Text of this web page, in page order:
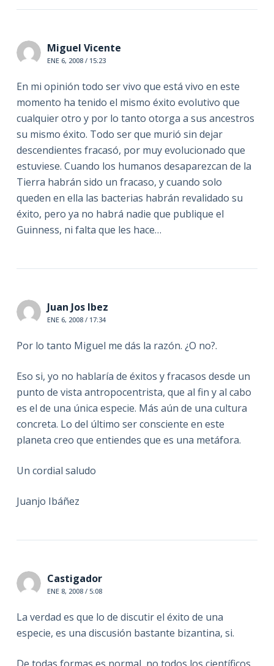
Miguel Vicente
ENE 6, 2008 / 15:23
En mi opinión todo ser vivo que está vivo en este
momento ha tenido el mismo éxito evolutivo que
cualquier otro y por lo tanto otorga a sus ancestros
su mismo éxito. Todo ser que murió sin dejar
descendientes fracasó, por muy evolucionado que
estuviese. Cuando los humanos desaparezcan de la
Tierra habrán sido un fracaso, y cuando solo
queden en ella las bacterias habrán revalidado su
éxito, pero ya no habrá nadie que publique el
Guinness, ni falta que les hace…
Juan Jos Ibez
ENE 6, 2008 / 17:34
Por lo tanto Miguel me dás la razón. ¿O no?.
Eso si, yo no hablaría de éxitos y fracasos desde un
punto de vista antropocentrista, que al fin y al cabo
es el de una única especie. Más aún de una cultura
concreta. Lo del último ser consciente en este
planeta creo que entiendes que es una metáfora.
Un cordial saludo
Juanjo Ibáñez
Castigador
ENE 8, 2008 / 5:08
La verdad es que lo de discutir el éxito de una
especie, es una discusión bastante bizantina, si.